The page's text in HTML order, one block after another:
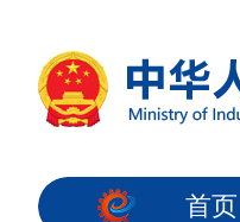
首页